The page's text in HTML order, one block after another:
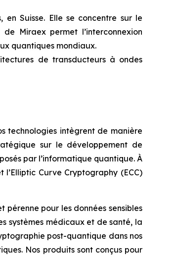
Suisse. Elle se concentre sur le
Miraex permet l’interconnexion
quantiques mondiaux.
de transducteurs à ondes
technologies intègrent de manière
sur le développement de
par l’informatique quantique. À
Curve Cryptography (ECC)
pour les données sensibles
systèmes médicaux et de santé, la
post-quantique dans nos
Nos produits sont conçus pour